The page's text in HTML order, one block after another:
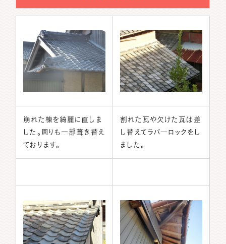
崩れた棟を綺麗に直しま
した。周りも一部葺き替え
ております。
割れた瓦や欠けた瓦は差
し替えてラバ―ロックをし
ました。